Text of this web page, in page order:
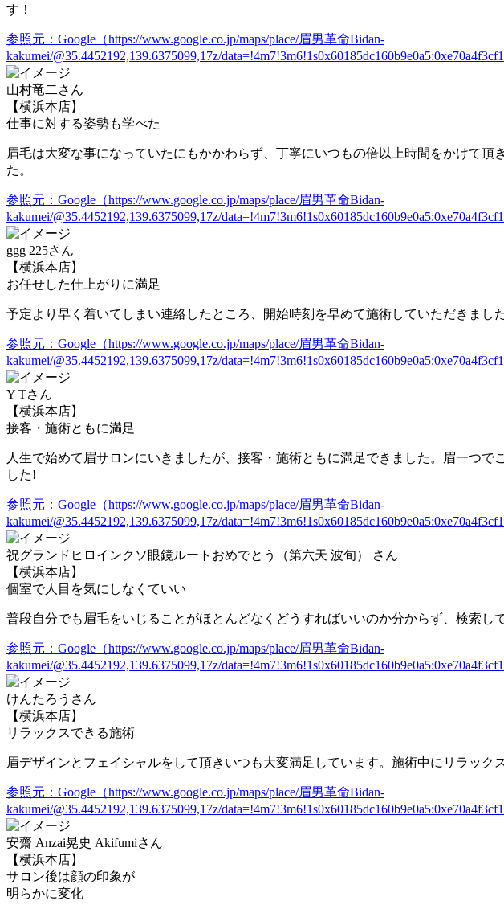
す！
参照元：Google（https://www.google.co.jp/maps/place/眉男革命Bidan-
kakumei/@35.4452192,139.6375099,17z/
山村竜二さん
【横浜本店】
仕事に対する姿勢も学べた
眉毛は大変な事になっていたにもかかわらず、丁寧にいつもの倍以上時間をかけて頂き
た。
参照元：Google（https://www.google.co.jp/maps/place/眉男革命Bidan-
kakumei/@35.4452192,139.6375099,17z/
ggg 225さん
【横浜本店】
お任せした仕上がりに満足
予定より早く着いてしまい連絡したところ、開始時刻を早めて施術していただきまし
参照元：Google（https://www.google.co.jp/maps/place/眉男革命Bidan-
kakumei/@35.4452192,139.6375099,17z/
Y Tさん
【横浜本店】
接客・施術ともに満足
人生で始めて眉サロンにいきましたが、接客・施術ともに満足できました。 眉一つで
した!
参照元：Google（https://www.google.co.jp/maps/place/眉男革命Bidan-
kakumei/@35.4452192,139.6375099,17z/
祝グランドヒロインクソ眼鏡ルートおめでとう（第六天 波旬） さん
【横浜本店】
個室で人目を気にしなくていい
普段自分でも眉毛をいじることがほとんどなくどうすればいいのか分からず、検索
参照元：Google（https://www.google.co.jp/maps/place/眉男革命Bidan-
kakumei/@35.4452192,139.6375099,17z/
けんたろうさん
【横浜本店】
リラックスできる施術
眉デザインとフェイシャルをして頂きいつも大変満足しています。施術中に リラック
参照元：Google（https://www.google.co.jp/maps/place/眉男革命Bidan-
kakumei/@35.4452192,139.6375099,17z/
安齋 Anzai晃史 Akifumiさん
【横浜本店】
サロン後は顔の印象が
明らかに変化